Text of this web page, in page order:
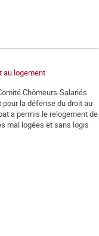
au logement
Chômeurs-Salariés
la défense du droit au
a permis le relogement de
mal logées et sans logis